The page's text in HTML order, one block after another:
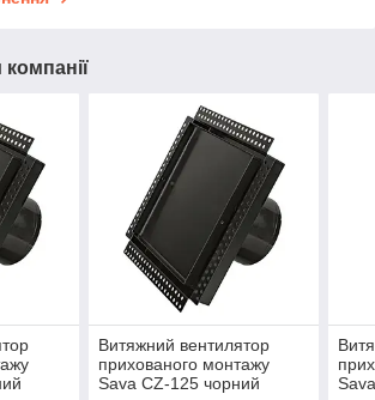
компанії
Витяжний вентилятор
прихованого монтажу
Sava CZ-125 чорний